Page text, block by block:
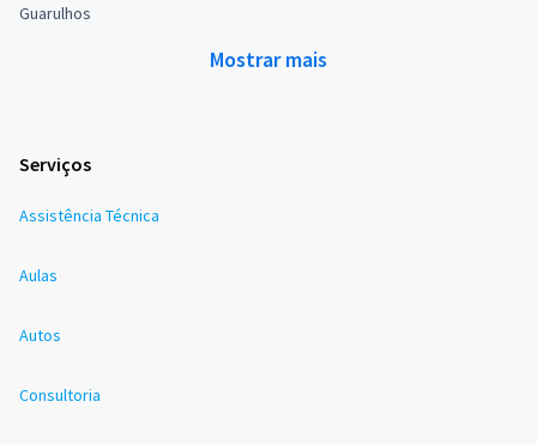
Guarulhos
Mostrar mais
Serviços
Assistência Técnica
Aulas
Autos
Consultoria